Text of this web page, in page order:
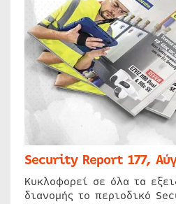
Security Report 177,
Κυκλοφορεί σε όλα τα
διανομής το περιοδικό